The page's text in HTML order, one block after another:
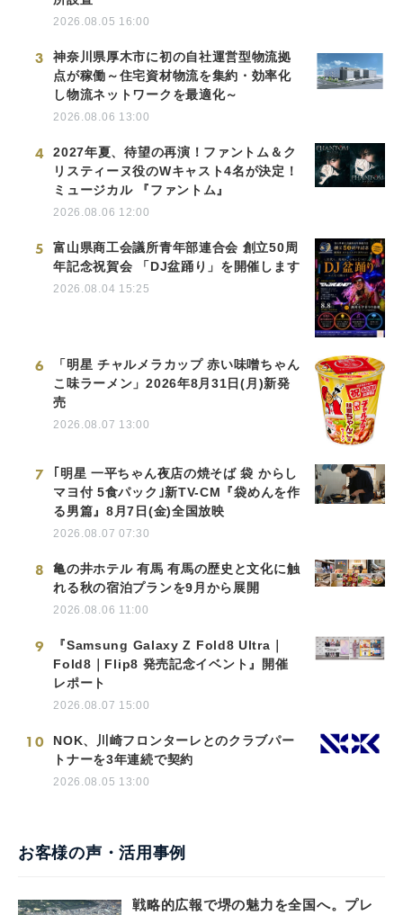
2026.08.05 16:00
3
神奈川県厚木市に初の自社運営型物流拠
点が稼働～住宅資材物流を集約・効率化
し物流ネットワークを最適化～
2026.08.06 13:00
4
2027年夏、待望の再演！ファントム＆ク
リスティーヌ役のWキャスト4名が決定！
ミュージカル 『ファントム』
2026.08.06 12:00
5
富山県商工会議所青年部連合会 創立50周
年記念祝賀会 「DJ盆踊り」を開催します
2026.08.04 15:25
6
「明星 チャルメラカップ 赤い味噌ちゃん
こ味ラーメン」2026年8月31日(月)新発
売
2026.08.07 13:00
7
｢明星 一平ちゃん夜店の焼そば 袋 からし
マヨ付 5食パック｣新TV-CM『袋めんを作
る男篇』8月7日(金)全国放映
2026.08.07 07:30
8
亀の井ホテル 有馬 有馬の歴史と文化に触
れる秋の宿泊プランを9月から展開
2026.08.06 11:00
9
『Samsung Galaxy Z Fold8 Ultra｜
Fold8｜Flip8 発売記念イベント』開催
レポート
2026.08.07 15:00
10
NOK、川崎フロンターレとのクラブパー
トナーを3年連続で契約
2026.08.05 13:00
お客様の声・活用事例
戦略的広報で堺の魅力を全国へ。プレ